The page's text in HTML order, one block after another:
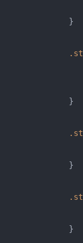
            }
            }
            }
            }